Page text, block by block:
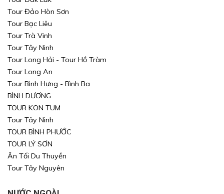
Tour Đảo Hòn Sơn
Tour Bạc Liêu
Tour Trà Vinh
Tour Tây Ninh
Tour Long Hải - Tour Hồ Tràm
Tour Long An
Tour Bình Hưng - Bình Ba
BÌNH DƯƠNG
TOUR KON TUM
Tour Tây Ninh
TOUR BÌNH PHƯỚC
TOUR LÝ SƠN
Ăn Tối Du Thuyền
Tour Tây Nguyên